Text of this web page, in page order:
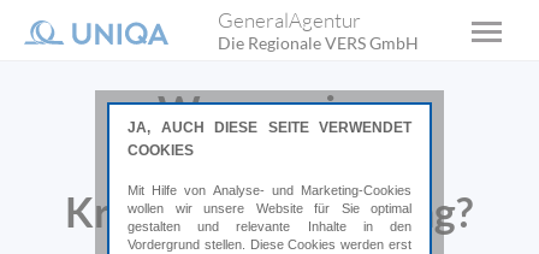
GeneralAgentur
Die Regionale VERS GmbH
Warum eine
Krankenversicherung?
JA, AUCH DIESE SEITE VERWENDET
COOKIES
Mit Hilfe von Analyse- und Marketing-Cookies
wollen wir unsere Website für Sie optimal
gestalten und relevante Inhalte in den
Vordergrund stellen. Diese Cookies werden erst